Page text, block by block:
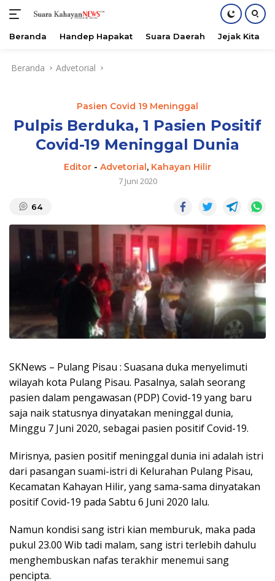
Beranda Handep Hapakat Suara Daerah Jejak Kita
Beranda Advetorial
Pasien Covid 19 Meninggal
Pulpis Berduka, 1 Pasien Positif
Covid-19 Meninggal Dunia
Editor - Advetorial, Kahayan Hilir
7 Juni 2020
64
SKNews – Pulang Pisau : Suasana duka menyelimuti
wilayah kota Pulang Pisau. Pasalnya, salah seorang
pasien dalam pengawasan (PDP) Covid-19 yang baru
saja naik statusnya dinyatakan meninggal dunia,
Minggu 7 Juni 2020, sebagai pasien positif Covid-19.
Mirisnya, pasien positif meninggal dunia ini adalah istri
dari pasangan suami-istri di Kelurahan Pulang Pisau,
Kecamatan Kahayan Hilir, yang sama-sama dinyatakan
positif Covid-19 pada Sabtu 6 Juni 2020 lalu.
Namun kondisi sang istri kian memburuk, maka pada
pukul 23.00 Wib tadi malam, sang istri terlebih dahulu
menghembuskan nafas terakhir menemui sang
pencipta.